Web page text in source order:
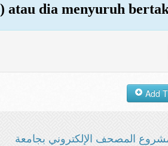
atau dia menyuruh
المصحف الإلكتروني بجامعة